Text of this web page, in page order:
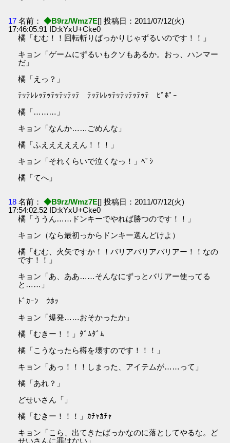
17 名前： ◆B9rz/Wmz7E[] 投稿日：2011/07/12(火)
17:46:05.91 ID:kYxU+Cke0
橘「むむ！！回転斬りばっかりじゃずるいのです！！」
キョン「ゲームにずるいもクソもあるか。おっ、ハンマー
だ」
橘「えっ？」
ﾃｯﾃﾚﾚｯﾃｯﾃｯﾃｯﾃｯﾃ ﾃｯﾃﾚﾚｯﾃｯﾃｯﾃｯﾃｯﾃ ﾋﾟﾎﾟｰ
橘「………」
キョン「なんか……ごめんな」
橘「ふえええええん！！！」
キョン「それくらいで泣くなっ！」ﾍﾟｼ
橘「てへ」
18 名前： ◆B9rz/Wmz7E[] 投稿日：2011/07/12(火)
17:54:02.52 ID:kYxU+Cke0
橘「ううん……ドンキーでやれば勝つのです！！」
キョン（なら最初っからドンキー選んどけよ）
橘「むむ、火矢ですか！！バリアバリアバリアー！！なの
です！！」
キョン「あ、ああ……そんなにずっとバリアー使ってる
と……」
ﾄﾞｶｰﾝ ｳﾎｯ
キョン「爆発……おそかったか」
橘「むきー！！」ﾀﾞﾑﾀﾞﾑ
橘「こうなったら樽を壊すのです！！！」
キョン「あっ！！！しまった、アイテムが……って」
橘「あれ？」
どせいさん「」
橘「むきー！！！」ｶﾁｬｶﾁｬ
キョン「こら、出てきたばっかなのに落としてやるな。ど
せいさんに罪はない」